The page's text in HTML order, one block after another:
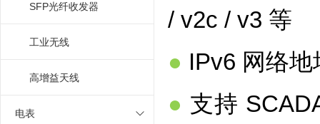
SFP光纤收发器
工业无线
高增益天线
电表
/ v2c / v3 等
● IPv6 网络
● 支持